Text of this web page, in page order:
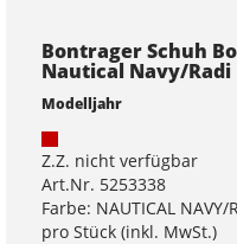
Bontrager Schuh
Nautical Navy/Radi
Modelljahr
Z.Z. nicht verfügbar
Art.Nr. 5253338
Farbe: NAUTICAL NAVY/
pro Stück (inkl. MwSt.)